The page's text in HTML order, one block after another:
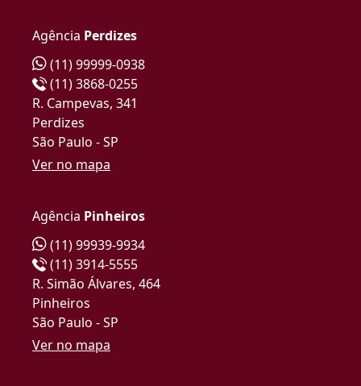
Agência Perdizes
(11) 99999-0938
(11) 3868-0255
R. Campevas, 341
Perdizes
São Paulo - SP
Ver no mapa
Agência Pinheiros
(11) 99939-9934
(11) 3914-5555
R. Simão Álvares, 464
Pinheiros
São Paulo - SP
Ver no mapa